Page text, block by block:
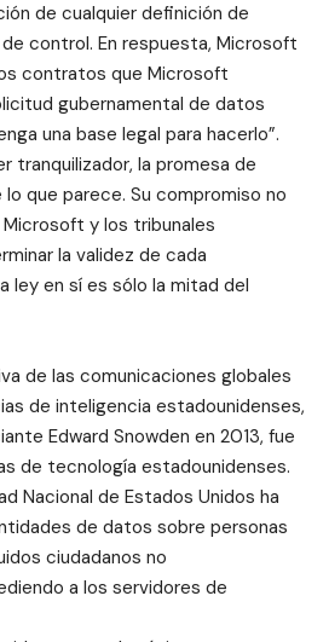
de cualquier definición de
control. En respuesta, Microsoft
contratos que Microsoft
gubernamental de datos
una base legal para hacerlo”.
tranquilizador, la promesa de
que parece. Su compromiso no
y los tribunales
la validez de cada
ley en sí es sólo la mitad del
de las comunicaciones globales
de inteligencia estadounidenses,
Edward Snowden en 2013, fue
de tecnología estadounidenses.
Nacional de Estados Unidos ha
de datos sobre personas
ciudadanos no
a los servidores de